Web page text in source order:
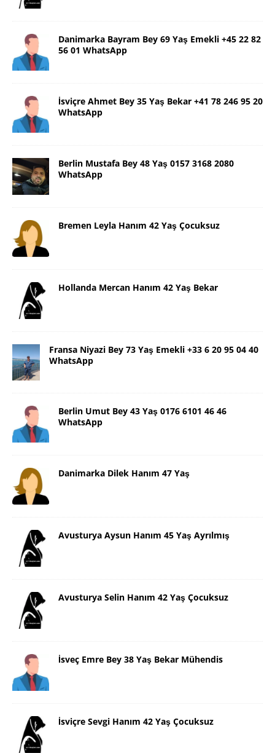
Danimarka Bayram Bey 69 Yaş Emekli +45 22 82
56 01 WhatsApp
İsviçre Ahmet Bey 35 Yaş Bekar +41 78 246 95 20
WhatsApp
Berlin Mustafa Bey 48 Yaş 0157 3168 2080
WhatsApp
Bremen Leyla Hanım 42 Yaş Çocuksuz
Hollanda Mercan Hanım 42 Yaş Bekar
Fransa Niyazi Bey 73 Yaş Emekli +33 6 20 95 04 40
WhatsApp
Berlin Umut Bey 43 Yaş 0176 6101 46 46
WhatsApp
Danimarka Dilek Hanım 47 Yaş
Avusturya Aysun Hanım 45 Yaş Ayrılmış
Avusturya Selin Hanım 42 Yaş Çocuksuz
İsveç Emre Bey 38 Yaş Bekar Mühendis
İsviçre Sevgi Hanım 42 Yaş Çocuksuz